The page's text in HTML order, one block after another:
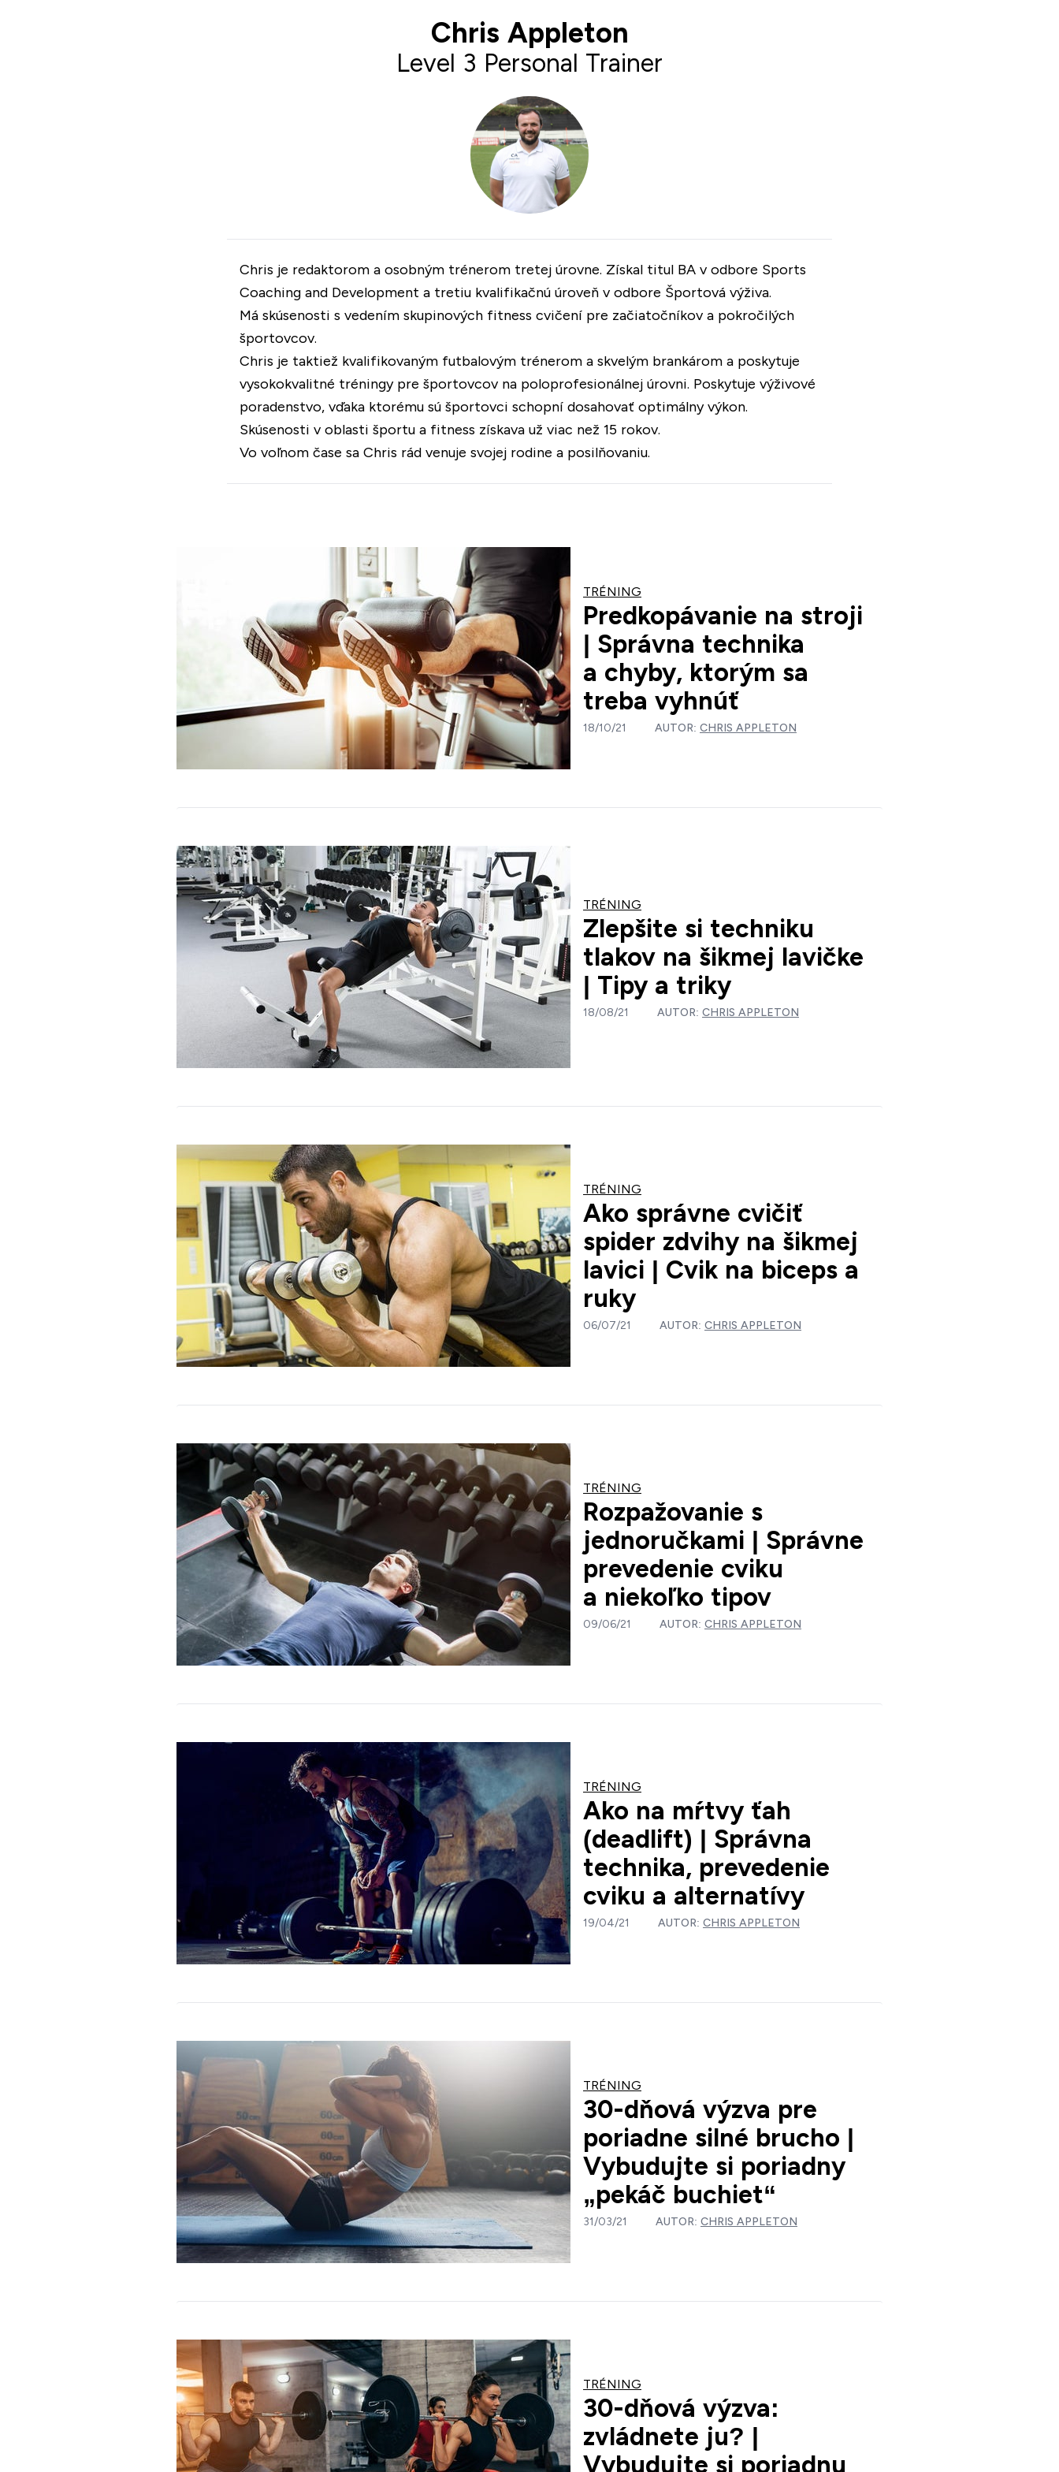
Chris Appleton
Level 3 Personal Trainer
Chris je redaktorom a osobným trénerom tretej úrovne. Získal titul BA v odbore Sports
Coaching and Development a tretiu kvalifikačnú úroveň v odbore Športová výživa.
Má skúsenosti s vedením skupinových fitness cvičení pre začiatočníkov a pokročilých
športovcov.
Chris je taktiež kvalifikovaným futbalovým trénerom a skvelým brankárom a poskytuje
vysokokvalitné tréningy pre športovcov na poloprofesionálnej úrovni. Poskytuje výživové
poradenstvo, vďaka ktorému sú športovci schopní dosahovať optimálny výkon.
Skúsenosti v oblasti športu a fitness získava už viac než 15 rokov.
Vo voľnom čase sa Chris rád venuje svojej rodine a posilňovaniu.
TRÉNING
Predkopávanie na stroji
| Správna technika
a chyby, ktorým sa
treba vyhnúť
18/10/21 AUTOR: CHRIS APPLETON
TRÉNING
Zlepšite si techniku
tlakov na šikmej lavičke
| Tipy a triky
18/08/21 AUTOR: CHRIS APPLETON
TRÉNING
Ako správne cvičiť
spider zdvihy na šikmej
lavici | Cvik na biceps a
ruky
06/07/21 AUTOR: CHRIS APPLETON
TRÉNING
Rozpažovanie s
jednoručkami | Správne
prevedenie cviku
a niekoľko tipov
09/06/21 AUTOR: CHRIS APPLETON
TRÉNING
Ako na mŕtvy ťah
(deadlift) | Správna
technika, prevedenie
cviku a alternatívy
19/04/21 AUTOR: CHRIS APPLETON
TRÉNING
30-dňová výzva pre
poriadne silné brucho |
Vybudujte si poriadny
„pekáč buchiet“
31/03/21 AUTOR: CHRIS APPLETON
TRÉNING
30-dňová výzva:
zvládnete ju? |
Vybudujte si poriadnu